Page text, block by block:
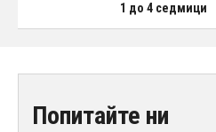
1 до 4 седмици
Попитайте ни